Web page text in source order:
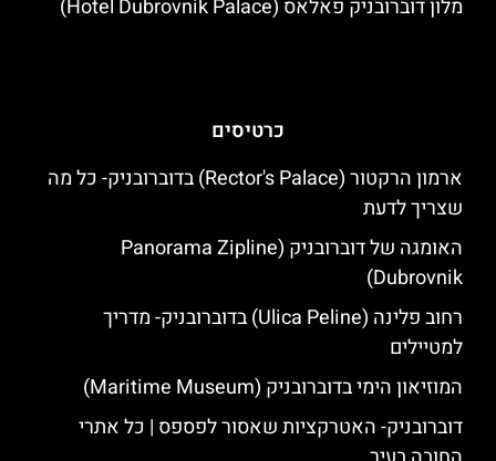
מלון דוברובניק פאלאס (Hotel Dubrovnik Palace)
כרטיסים
ארמון הרקטור (Rector's Palace) בדוברובניק- כל מה
שצריך לדעת
האומגה של דוברובניק (Panorama Zipline
Dubrovnik)
רחוב פלינה (Ulica Peline) בדוברובניק- מדריך
למטיילים
המוזיאון הימי בדוברובניק (Maritime Museum)
דוברובניק- האטרקציות שאסור לפספס | כל אתרי